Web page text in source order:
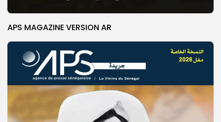
APS MAGAZINE VERSION AR